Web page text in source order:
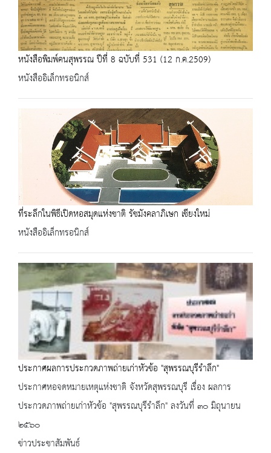
หนังสือพิมพ์คนสุพรรณ ปีที่ 8 ฉบับที่ 531 (12 ก.ค.2509)
หนังสืออิเล็กทรอนิกส์
ที่ระลึกในพิธีเปิดหอสมุดแห่งชาติ รัชมังคลาภิเษก เชียงใหม่
หนังสืออิเล็กทรอนิกส์
ประกาศผลการประกวดภาพถ่ายเก่าหัวข้อ "สุพรรณบุรีรำลึก"
ประกาศหอจดหมายเหตุแห่งชาติ จังหวัดสุพรรณบุรี เรื่อง ผลการ
ประกวดภาพถ่ายเก่าหัวข้อ "สุพรรณบุรีรำลึก" ลงวันที่ ๓๐ มิถุนายน
๒๕๖๐
ข่าวประชาสัมพันธ์